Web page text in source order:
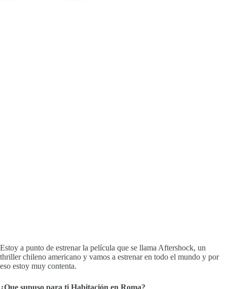
Estoy a punto de estrenar la película que se llama Aftershock, un
thriller chileno americano y vamos a estrenar en todo el mundo y por
eso estoy muy contenta.
¿Que supuso para ti Habitación en Roma?